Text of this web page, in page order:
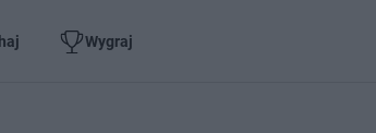
Wygraj